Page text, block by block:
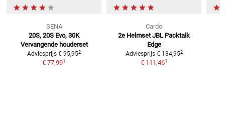
SENA
20S, 20S Evo, 30K
Vervangende houderset
Adviesprijs € 95,952
€ 77,991
Cardo
2e Helmset JBL Packtalk
Edge
Adviesprijs € 134,952
€ 111,461